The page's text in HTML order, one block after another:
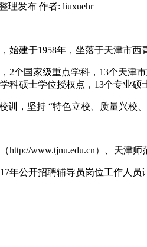
理发布 作者: liuxuehr
始建于1958年，坐落于天津市西
2个国家级重点学科，13个天津
科硕士学位授权点，13个专业硕
训，坚持 “特色立校、质量兴校
http://www.tjnu.edu.cn）、天津师
年公开招聘辅导员岗位工作人员